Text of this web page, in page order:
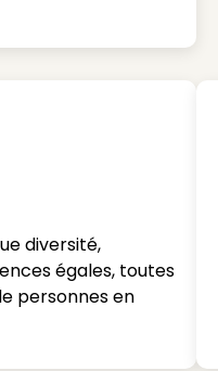
diversité,
égales, toutes
personnes en